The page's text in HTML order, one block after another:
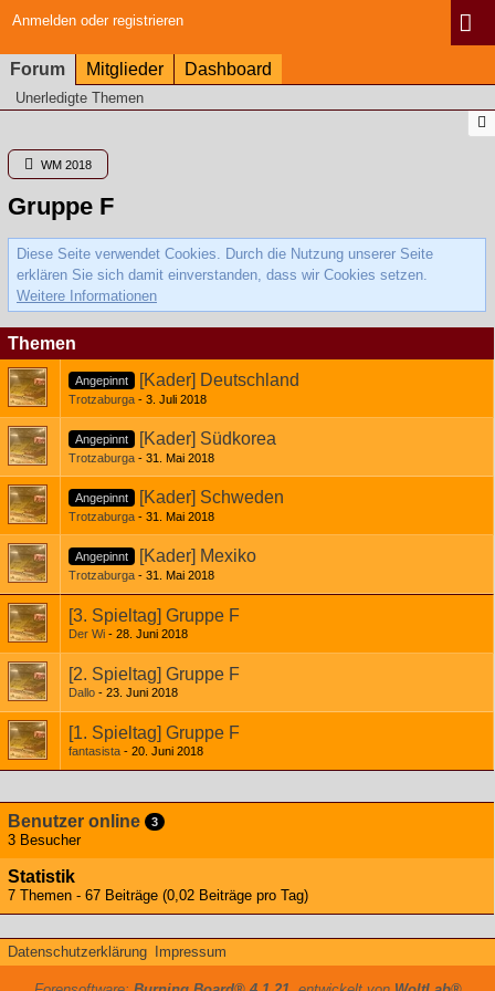
Anmelden oder registrieren
Forum Mitglieder Dashboard
Unerledigte Themen
WM 2018
Gruppe F
Diese Seite verwendet Cookies. Durch die Nutzung unserer Seite
erklären Sie sich damit einverstanden, dass wir Cookies setzen.
Weitere Informationen
Themen
Angepinnt [Kader] Deutschland
Trotzaburga 3. Juli 2018
Angepinnt [Kader] Südkorea
Trotzaburga 31. Mai 2018
Angepinnt [Kader] Schweden
Trotzaburga 31. Mai 2018
Angepinnt [Kader] Mexiko
Trotzaburga 31. Mai 2018
[3. Spieltag] Gruppe F
Der Wi 28. Juni 2018
[2. Spieltag] Gruppe F
Dallo 23. Juni 2018
[1. Spieltag] Gruppe F
fantasista 20. Juni 2018
Benutzer online 3
3 Besucher
Statistik
7 Themen - 67 Beiträge (0,02 Beiträge pro Tag)
Datenschutzerklärung Impressum